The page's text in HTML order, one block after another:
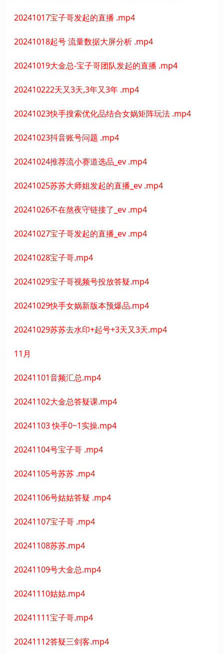
20241017宝子哥发起的直播 .mp4
20241018起号 流量数据大屏分析 .mp4
20241019大金总-宝子哥团队发起的直播 .mp4
202410222天又3天,3年又3年 .mp4
20241023快手搜索优化品结合女娲矩阵玩法 .mp4
20241023抖音账号问题 .mp4
20241024推荐流小赛道选品_ev .mp4
20241025苏苏大师姐发起的直播_ev .mp4
20241026不在熬夜守链接了_ev .mp4
20241027宝子哥发起的直播_ev .mp4
20241028宝子哥.mp4
20241029宝子哥视频号投放答疑.mp4
20241029快手女娲新版本预爆品.mp4
20241029苏苏去水印+起号+3天又3天.mp4
11月
20241101音频汇总.mp4
20241102大金总答疑课.mp4
20241103 快手0~1实操.mp4
20241104号宝子哥 .mp4
20241105号苏苏 .mp4
20241106号姑姑答疑 .mp4
20241107宝子哥 .mp4
20241108苏苏.mp4
20241109号大金总.mp4
20241110姑姑.mp4
20241111宝子哥.mp4
20241112答疑三剑客.mp4